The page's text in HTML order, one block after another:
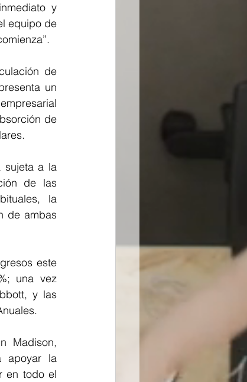
y
equipo de
de
un
de
sujeta a la
de las
la
de ambas
este
una vez
y las
Madison,
apoyar la
en todo el